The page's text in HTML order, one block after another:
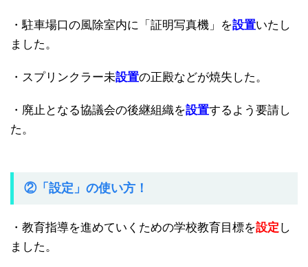
・駐車場口の風除室内に「証明写真機」を設置いたし
ました。
・スプリンクラー未設置の正殿などが焼失した。
・廃止となる協議会の後継組織を設置するよう要請し
た。
②「設定」の使い方！
・教育指導を進めていくための学校教育目標を設定 し
ました。